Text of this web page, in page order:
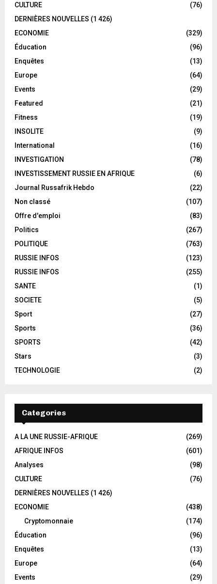
CULTURE
(76)
DERNIÈRES NOUVELLES (1 426)
ECONOMIE
(329)
Éducation
(96)
Enquêtes
(13)
Europe
(64)
Events
(29)
Featured
(21)
Fitness
(19)
INSOLITE
(9)
International
(16)
INVESTIGATION
(78)
INVESTISSEMENT RUSSIE EN AFRIQUE
(6)
Journal Russafrik Hebdo
(22)
Non classé
(107)
Offre d'emploi
(83)
Politics
(267)
POLITIQUE
(763)
RUSSIE INFOS
(123)
RUSSIE INFOS
(255)
SANTE
(1)
SOCIETE
(5)
Sport
(27)
Sports
(36)
SPORTS
(42)
Stars
(3)
TECHNOLOGIE
(2)
Categories
A LA UNE RUSSIE-AFRIQUE
(269)
AFRIQUE INFOS
(601)
Analyses
(98)
CULTURE
(76)
DERNIÈRES NOUVELLES (1 426)
ECONOMIE
(438)
Cryptomonnaie
(174)
Éducation
(96)
Enquêtes
(13)
Europe
(64)
Events
(29)